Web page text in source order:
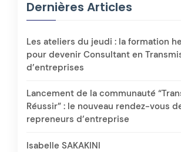
Dernières Articles
Les ateliers du jeudi : la formation
pour devenir Consultant en
d’entreprises
Lancement de la communauté
Réussir” : le nouveau rendez-vous
repreneurs d’entreprise
Isabelle SAKAKINI